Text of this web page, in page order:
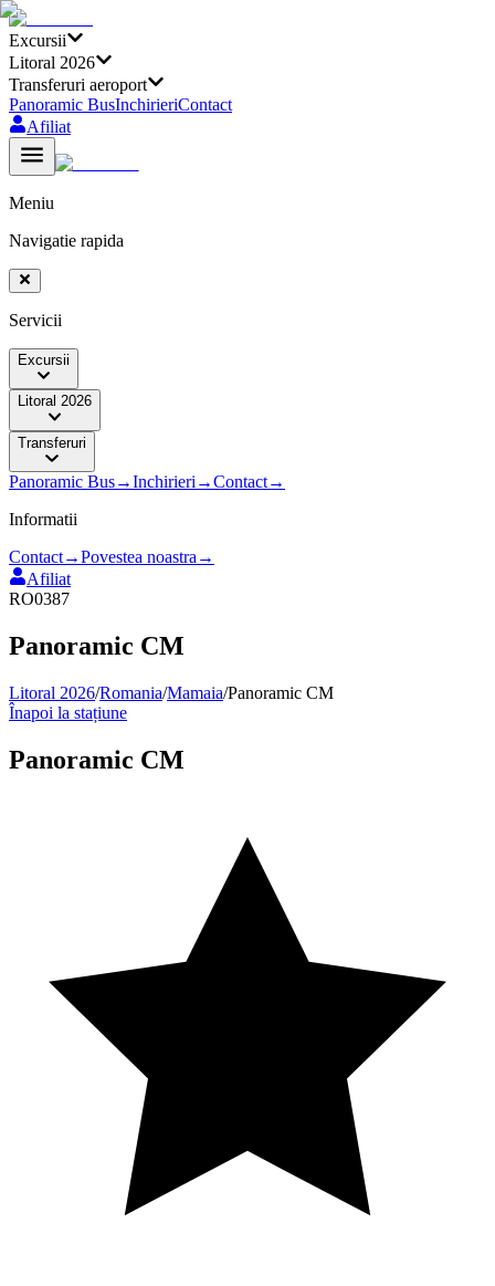
Excursii
Litoral 2026
Transferuri aeroport
Panoramic BusInchirieriContact
Afiliat
Meniu
Navigatie rapida
Servicii
Excursii
Litoral 2026
Transferuri
Panoramic Bus→Inchirieri →Contact→
Informatii
Contact→Povestea noastra →
Afiliat
RO0387
Panoramic CM
Litoral 2026/Romania/Mamaia/Panoramic CM
Înapoi la stațiune
Panoramic CM